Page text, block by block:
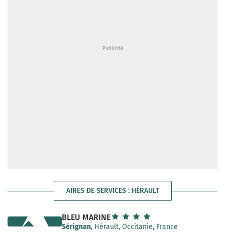
AIRES DE SERVICES : HÉRAULT
BLEU MARINE
Sérignan, Hérault, Occitanie, France